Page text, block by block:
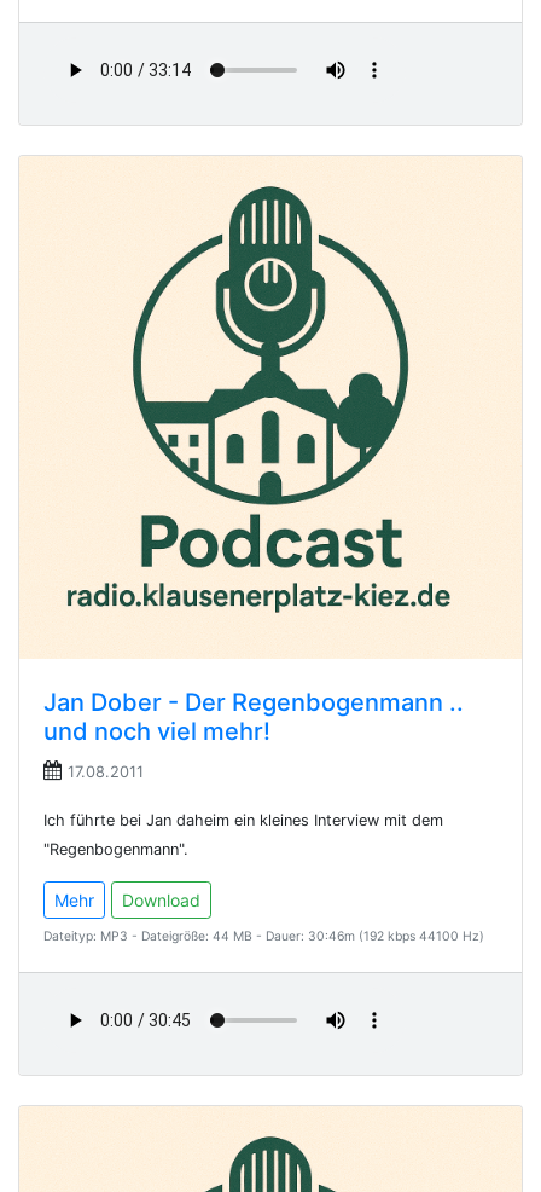
Jan Dober - Der Regenbogenmann ..
und noch viel mehr!
17.08.2011
Ich führte bei Jan daheim ein kleines Interview mit dem
"Regenbogenmann".
Mehr Download
Dateityp: MP3 - Dateigröße: 44 MB - Dauer: 30:46m (192 kbps 44100 Hz)